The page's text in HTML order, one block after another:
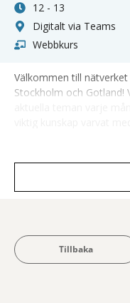
12 - 13
Digitalt via Teams
Webbkurs
Välkommen till
Stockholm och Gotland!